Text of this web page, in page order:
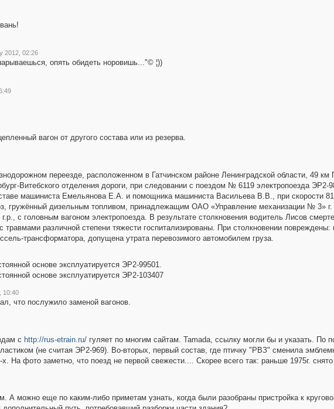
2012, 02:26
опять обидеть норовишь..."© ¦))
вагон от другого состава или из резерва.
переезде, расположенном в Гатчинском районе Ленинградской области, 49 км
Витебского отделения дороги, при следовании с поездом № 6119 электропоезда ЭР2-
машиниста Емельянова Е.А. и помощника машиниста Васильева В.В., при скорости
гружённый дизельным топливом, принадлежащим ОАО «Управление механизации № 3» г.
с головным вагоном электропоезда. В результате столкновения водитель Лисов
травмами различной степени тяжести госпитализированы. При столкновении повреждены:
трансформатора, допущена утрата перевозимого автомобилем груза.
основе эксплуатируется ЭР2-99501.
основе эксплуатируется ЭР2-103407
10:40
что послужило заменой вагонов.
с http://rus-etrain.ru/гуляет по многим сайтам. Tamada, ссылку могли бы и указать. По
(не считая ЭР2-969). Во-вторых, первый состав, где птичку "РВЗ" сменила
На фото заметно, что поезд не первой свежести.... Скорее всего так: раньше 1975г.
А можно еще по каким-либо приметам узнать, когда были разобраны пристройка к